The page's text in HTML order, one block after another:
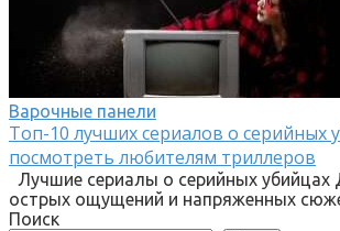
Варочные панели
Топ-10 лучших сериалов о серийных
посмотреть любителям триллеров
Лучшие сериалы о серийных
острых ощущений и напряженных
Поиск